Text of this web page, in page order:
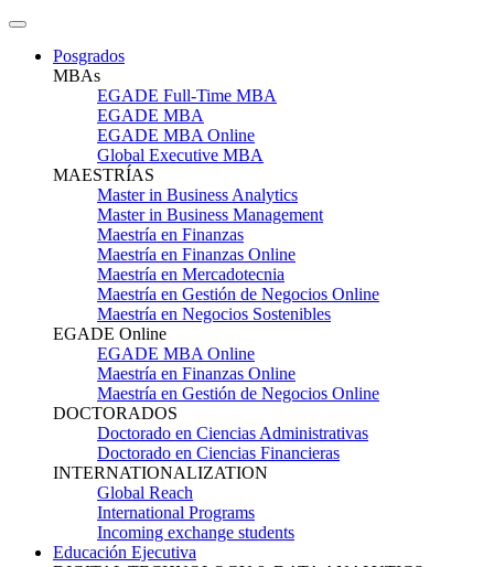
Posgrados
MBAs
EGADE Full-Time MBA
EGADE MBA
EGADE MBA Online
Global Executive MBA
MAESTRÍAS
Master in Business Analytics
Master in Business Management
Maestría en Finanzas
Maestría en Finanzas Online
Maestría en Mercadotecnia
Maestría en Gestión de Negocios Online
Maestría en Negocios Sostenibles
EGADE Online
EGADE MBA Online
Maestría en Finanzas Online
Maestría en Gestión de Negocios Online
DOCTORADOS
Doctorado en Ciencias Administrativas
Doctorado en Ciencias Financieras
INTERNATIONALIZATION
Global Reach
International Programs
Incoming exchange students
Educación Ejecutiva